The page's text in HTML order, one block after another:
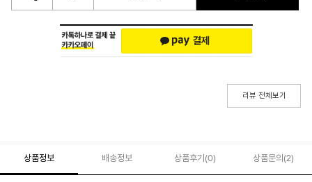
리뷰 전체보기
상품정보 배송정보 상품후기(0) 상품문의 (2)